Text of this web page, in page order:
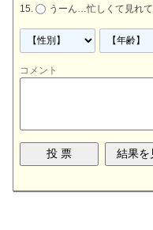
うーん…忙しくて見れ
コメント